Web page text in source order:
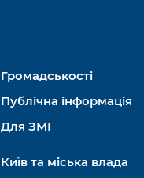
Громадськості
Публічна інформація
Для ЗМІ
Київ та міська влада